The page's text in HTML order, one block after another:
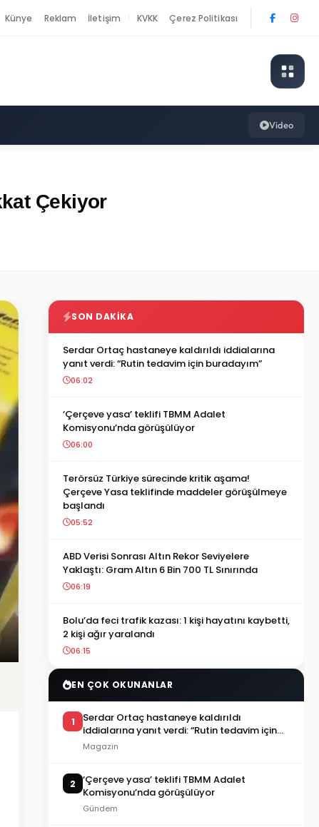
Künye Reklam İletişim KVKK Çerez Politikası
Video
Çekiyor
SON DAKIKA
Serdar Ortaç hastaneye kaldırıldı iddialarına
yanıt verdi: “Rutin tedavim için buradayım”
06:02
‘Çerçeve yasa’ teklifi TBMM Adalet
Komisyonu’nda görüşülüyor
06:00
Terörsüz Türkiye sürecinde kritik aşama!
Çerçeve Yasa teklifinde maddeler görüşülmeye
başlandı
05:52
ABD Verisi Sonrası Altın Rekor Seviyelere
Yaklaştı: Gram Altın 6 Bin 700 TL Sınırında
06:19
Bolu’da feci trafik kazası: 1 kişi hayatını kaybetti,
2 kişi ağır yaralandı
06:15
EN ÇOK OKUNANLAR
1
Serdar Ortaç hastaneye kaldırıldı
iddialarına yanıt verdi: “Rutin tedavim için
buradayım”
Magazin
2
‘Çerçeve yasa’ teklifi TBMM Adalet
Komisyonu’nda görüşülüyor
Gündem